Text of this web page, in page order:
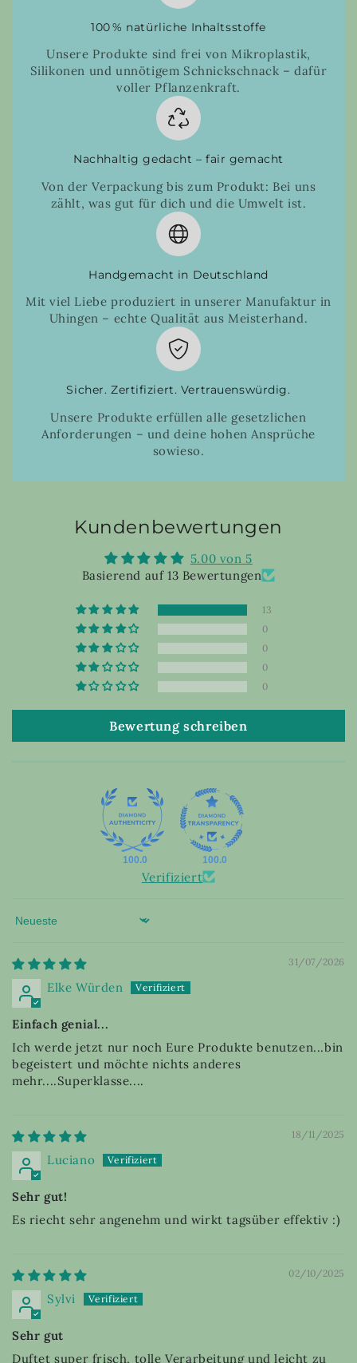
100 % natürliche Inhaltsstoffe
Unsere Produkte sind frei von Mikroplastik,
Silikonen und unnötigem Schnickschnack – dafür
voller Pflanzenkraft.
Nachhaltig gedacht – fair gemacht
Von der Verpackung bis zum Produkt: Bei uns
zählt, was gut für dich und die Umwelt ist.
Handgemacht in Deutschland
Mit viel Liebe produziert in unserer Manufaktur in
Uhingen – echte Qualität aus Meisterhand.
Sicher. Zertifiziert. Vertrauenswürdig.
Unsere Produkte erfüllen alle gesetzlichen
Anforderungen – und deine hohen Ansprüche
sowieso.
Kundenbewertungen
5.00 von 5
Basierend auf 13 Bewertungen
13
0
0
0
0
Bewertung schreiben
100.0 100.0
Verifiziert
Sort by
31/07/2026
Elke Würden
Einfach genial...
Ich werde jetzt nur noch Eure Produkte benutzen...bin
begeistert und möchte nichts anderes
mehr....Superklasse....
18/11/2025
Luciano
Sehr gut!
Es riecht sehr angenehm und wirkt tagsüber effektiv :)
02/10/2025
Sylvi
Sehr gut
Duftet super frisch, tolle Verarbeitung und leicht zu